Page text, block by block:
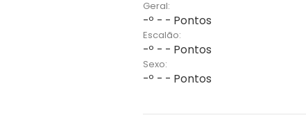
Geral:
-º - - Pontos
Escalão:
-º - - Pontos
Sexo:
-º - - Pontos